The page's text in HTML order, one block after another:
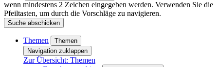
wenn mindestens 2 Zeichen eingegeben werden. Verwenden Sie die
Pfeiltasten, um durch die Vorschläge zu navigieren.
Suche abschicken
Themen
Themen
Navigation zuklappen
Zur Übersicht: Themen